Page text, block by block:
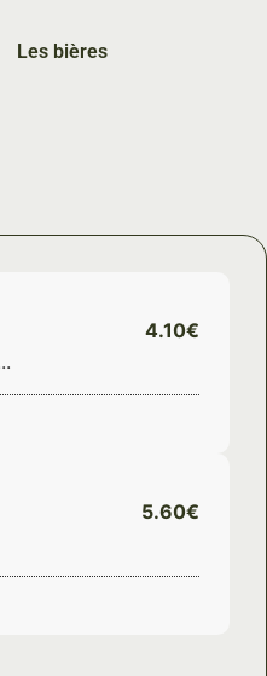
Les bières
4.10€
5.60€